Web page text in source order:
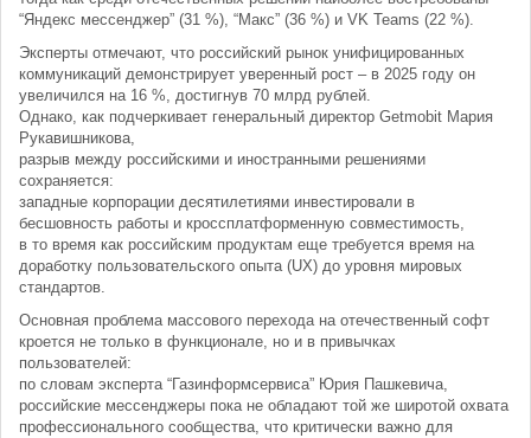
“Яндекс мессенджер” (31 %), “Макс” (36 %) и VK Teams (22 %).
Эксперты отмечают, что российский рынок унифицированных
коммуникаций демонстрирует уверенный рост – в 2025 году он
увеличился на 16 %, достигнув 70 млрд рублей.
Однако, как подчеркивает генеральный директор Getmobit Мария
Рукавишникова,
разрыв между российскими и иностранными решениями
сохраняется:
западные корпорации десятилетиями инвестировали в
бесшовность работы и кроссплатформенную совместимость,
в то время как российским продуктам еще требуется время на
доработку пользовательского опыта (UX) до уровня мировых
стандартов.
Основная проблема массового перехода на отечественный софт
кроется не только в функционале, но и в привычках
пользователей:
по словам эксперта “Газинформсервиса” Юрия Пашкевича,
российские мессенджеры пока не обладают той же широтой охвата
профессионального сообщества, что критически важно для